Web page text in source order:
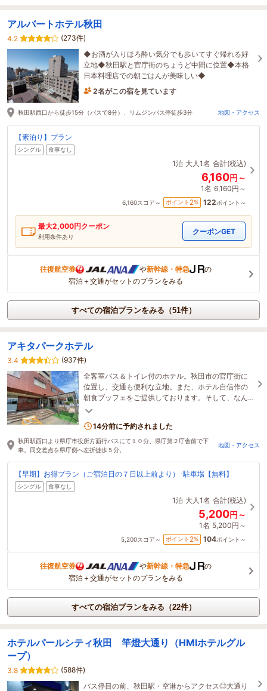
アルバートホテル秋田
4.2
(273件)
◆お酒が入りほろ酔い気分でも歩いてすぐ帰れる好
立地◆秋田駅と官庁街のちょうど中間に位置◆本格
日本料理店での朝ごはんが美味しい◆
2名がこの宿を見ています
秋田駅西口から徒歩15分（バスで8分）、リムジンバス停徒歩3分 地図・アクセス
【素泊り】プラン
シングル 食事なし
1泊 大人1名 合計(税込)
6,160円～
1名 6,160円～
6,160スコア～ ポイント 2% 122ポイント～
最大2,000円クーポン
利用条件あり
クーポンGET
往復航空券 や新幹線・特急
の
宿泊＋交通がセットのプランをみる
すべての宿泊プランをみる（51件）
アキタパークホテル
3.4
(937件)
全客室バス＆トイレ付のホテル。秋田市の官庁街に
位置し、交通も便利な立地。また、ホテル自信作の
朝食ブッフェをご提供しております。そして、なん
と、駐車場無料！！（大型車は別途お問い合わせく
14分前に予約されました
秋田駅西口より県庁市役所方面行バスにて１０分、県庁第２庁舎前で下
車。同交差点を県庁側へ左折徒歩５分。
地図・アクセス
【早期】お得プラン（ご宿泊日の７日以上前より）･駐車場【無料】
シングル 食事なし
1泊 大人1名 合計(税込)
5,200円～
1名 5,200円～
5,200スコア～ ポイント 2% 104ポイント～
往復航空券 や新幹線・特急
の
宿泊＋交通がセットのプランをみる
すべての宿泊プランをみる（22件）
ホテルパールシティ秋田 竿燈大通り（HMIホテルグル
ープ）
3.8
(588件)
バス停目の前、秋田駅・空港からアクセス◎大通り